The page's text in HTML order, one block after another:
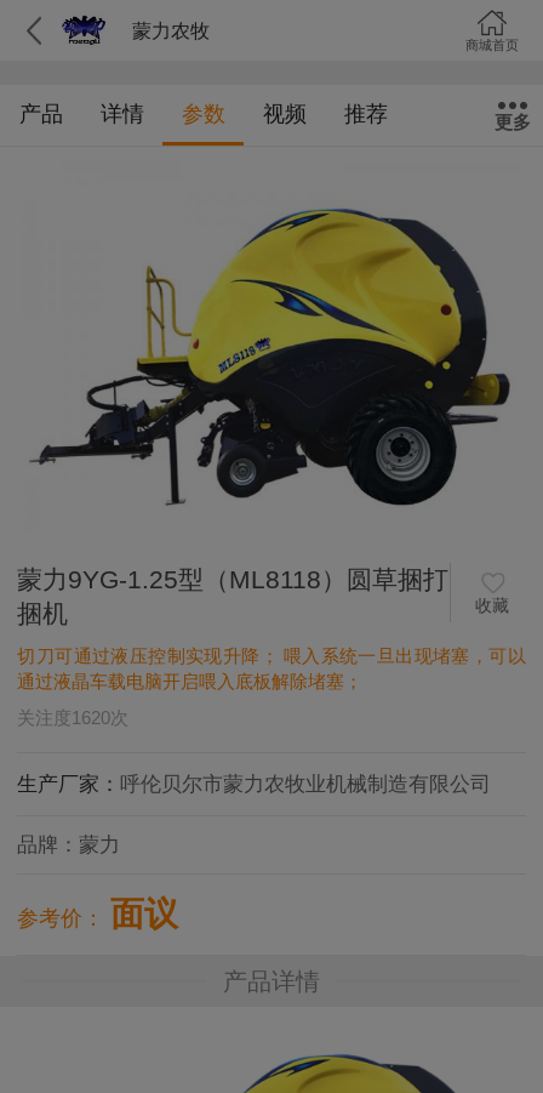
蒙力农牧
商城首页
产品 详情 参数 视频 推荐 更多
蒙力9YG-1.25型（ML8118）圆草捆打
捆机
收藏
切刀可通过液压控制实现升降； 喂入系统一旦出现堵塞，可以
通过液晶车载电脑开启喂入底板解除堵塞；
关注度1620次
生产厂家： 呼伦贝尔市蒙力农牧业机械制造有限公司
品牌：蒙力
参考价： 面议
产品详情